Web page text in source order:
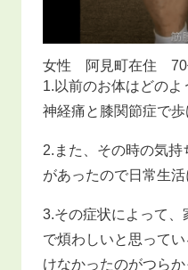
女性 阿見町在住
1.以前のお体はどの
神経痛と膝関節症で歩
2.また、その時の気
があったので日常生活
3.その症状によって
で煩わしいと思って
けなかったのがつらか